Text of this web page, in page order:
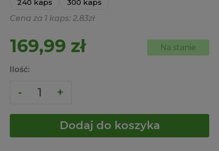
240 kaps
300 kaps
Cena za 1 kaps: 2.83zł
169,99 zł Na stanie
Ilość:
Dodaj do koszyka